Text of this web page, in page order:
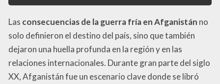
Las consecuencias de la guerra fría en Afganistán no
solo definieron el destino del país, sino que también
dejaron una huella profunda en la región y en las
relaciones internacionales. Durante gran parte del siglo
XX, Afganistán fue un escenario clave donde se libró